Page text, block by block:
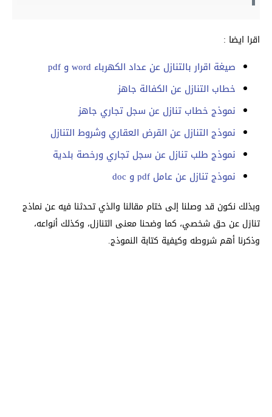
اقرا ايضا :
صيغة اقرار بالتنازل عن عداد الكهرباء word و pdf
خطاب التنازل عن الكفالة جاهز
نموذج خطاب تنازل عن سجل تجاري جاهز
نموذج التنازل عن القرض العقاري وشروط التنازل
نموذج طلب تنازل عن سجل تجاري ورخصة بلدية
نموذج تنازل عن عامل pdf و doc
وبذلك نكون قد وصلنا إلى ختام مقالنا والذي تحدثنا فيه عن نماذج
تنازل عن حق شخصي، كما وضحنا معنى التنازل، وكذلك أنواعه،
وذكرنا أهم شروطه وكيفية كتابة النموذج.